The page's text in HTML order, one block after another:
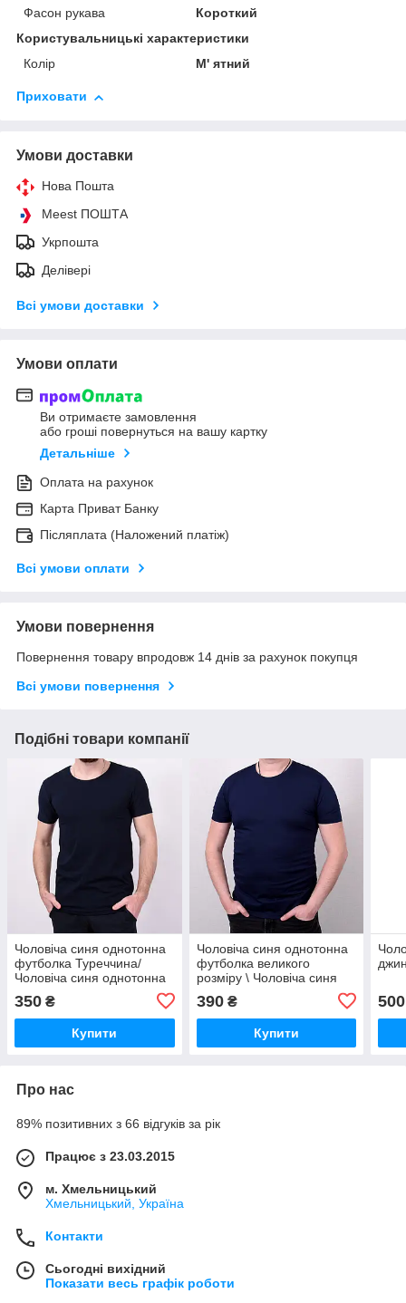
Фасон рукава
Короткий
Користувальницькі характеристики
Колір
М' ятний
Приховати
Умови доставки
Нова Пошта
Meest ПОШТА
Укрпошта
Делівері
Всі умови доставки
Умови оплати
Ви отримаєте замовлення
або гроші повернуться на вашу картку
Детальніше
Оплата на рахунок
Карта Приват Банку
Післяплата (Наложений платіж)
Всі умови оплати
Умови повернення
Повернення товару впродовж 14 днів за рахунок покупця
Всі умови повернення
Подібні товари компанії
Чоловіча синя однотонна
футболка Туреччина/
Чоловіча синя однотонна
350 ₴
Купити
Чоловіча синя однотонна
футболка великого
розміру \ Чоловіча синя
великого розміру
390₴
Купити
500
Про нас
89% позитивних з 66 відгуків за рік
Працює з 23.03.2015
м. Хмельницький
Хмельницький, Україна
Контакти
Сьогодні вихідний
Показати весь графік роботи